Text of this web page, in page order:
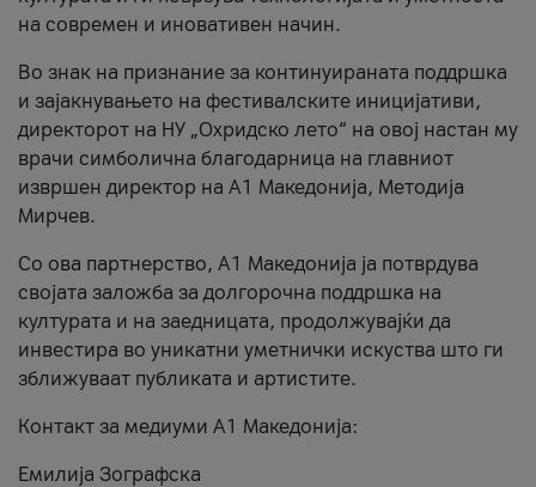
на современ и иновативен начин.
Во знак на признание за континуираната поддршка
и зајакнувањето на фестивалските иницијативи,
директорот на НУ „Охридско лето“ на овој настан му
врачи симболична благодарница на главниот
извршен директор на A1 Македонија, Методија
Мирчев.
Со ова партнерство, A1 Македонија ја потврдува
својата заложба за долгорочна поддршка на
културата и на заедницата, продолжувајќи да
инвестира во уникатни уметнички искуства што ги
зближуваат публиката и артистите.
Контакт за медиуми А1 Македонија:
Емилија Зографска